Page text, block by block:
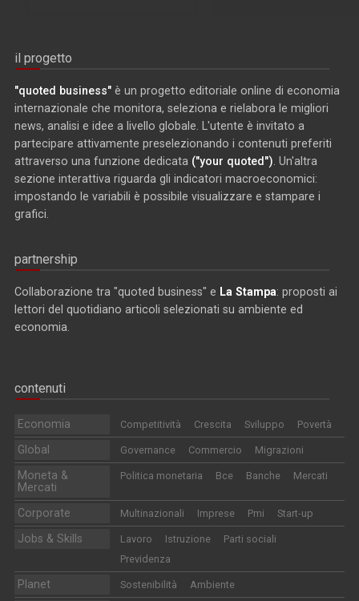
il progetto
"quoted business" è un progetto editoriale online di economia
internazionale che monitora, seleziona e rielabora le migliori
news, analisi e idee a livello globale. L'utente è invitato a
partecipare attivamente preselezionando i contenuti preferiti
attraverso una funzione dedicata ("your quoted") . Un'altra
sezione interattiva riguarda gli indicatori macroeconomici:
impostando le variabili è possibile visualizzare e stampare i
grafici.
partnership
Collaborazione tra "quoted business" e La Stampa: proposti ai
lettori del quotidiano articoli selezionati su ambiente ed
economia.
contenuti
Economia Competitività Crescita Sviluppo Povertà
Global Governance Commercio Migrazioni
Moneta &
Mercati
Politica monetaria Bce Banche Mercati
Corporate Multinazionali Imprese Pmi Start-up
Jobs & Skills Lavoro Istruzione
Parti sociali
Previdenza
Planet Sostenibilità Ambiente